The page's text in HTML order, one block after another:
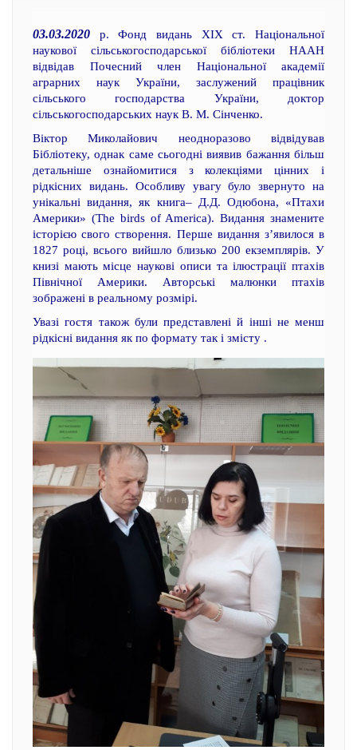
03.03.2020 р. Фонд видань XIX ст. Національної
наукової сільськогосподарської бібліотеки НААН
відвідав Почесний член Національної академії
аграрних наук України, заслужений працівник
сільського господарства України, доктор
сільськогосподарських наук В. М. Сінченко.
Віктор Миколайович неодноразово відвідував
Бібліотеку, однак саме сьогодні виявив бажання більш
детальніше ознайомитися з колекціями цінних і
рідкісних видань. Особливу увагу було звернуто на
унікальні видання, як книга– Д.Д. Одюбона, «Птахи
Америки» (The birds of America). Видання знамените
історією свого створення. Перше видання з’явилося в
1827 році, всього вийшло близько 200 екземплярів. У
книзі мають місце наукові описи та ілюстрації птахів
Північної Америки. Авторські малюнки птахів
зображені в реальному розмірі.
Увазі гостя також були представлені й інші не менш
рідкісні видання як по формату так і змісту .